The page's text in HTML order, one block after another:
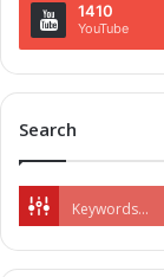
1410
YouTube
Search